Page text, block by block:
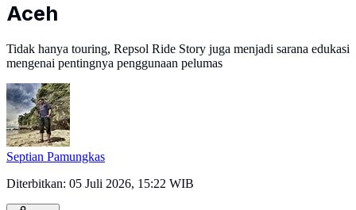
Aceh
Tidak hanya touring, Repsol Ride Story juga menjadi sarana edukasi
mengenai pentingnya penggunaan pelumas
Septian Pamungkas
Diterbitkan: 05 Juli 2026, 15:22 WIB